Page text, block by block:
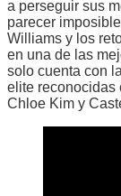
a perseguir sus
parecer
Williams y los
en una de las
solo cuenta con
elite reconocidas
Chloe Kim y